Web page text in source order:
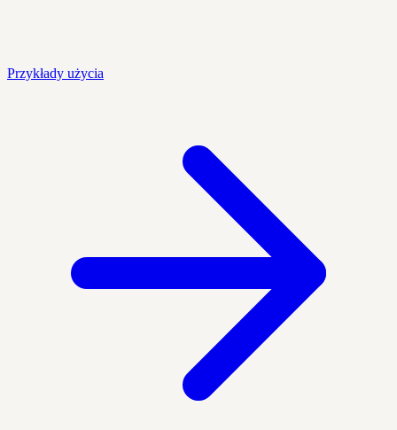
Przykłady użycia